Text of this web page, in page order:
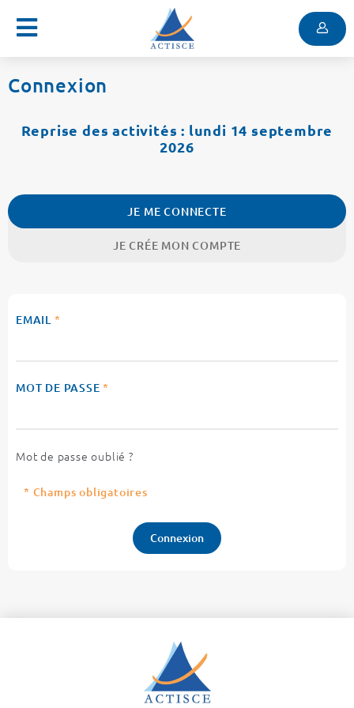
Menu
Connexion
Reprise des activités : lundi 14 septembre
2026
JE ME CONNECTE
JE CRÉE MON COMPTE
EMAIL *
MOT DE PASSE *
Mot de passe oublié ?
* Champs obligatoires